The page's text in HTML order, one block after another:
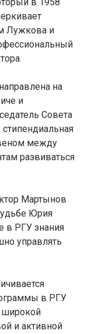
Лужкова и
на
и
Совета
между
развиваться
Мартынов
Юрия
в РГУ знания
управлять
в РГУ
широкой
и активной